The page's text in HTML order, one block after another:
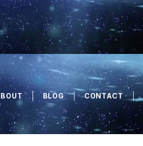
BLOG CONTACT